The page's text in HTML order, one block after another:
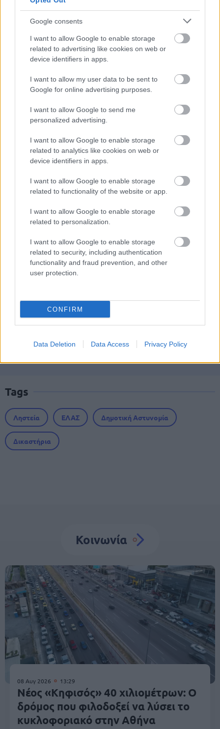
Google consents
I want to allow Google to enable storage
related to advertising like cookies on web or
device identifiers in apps.
I want to allow my user data to be sent to
Google for online advertising purposes.
I want to allow Google to send me
personalized advertising.
I want to allow Google to enable storage
related to analytics like cookies on web or
device identifiers in apps.
I want to allow Google to enable storage
related to functionality of the website or app.
I want to allow Google to enable storage
related to personalization.
I want to allow Google to enable storage
related to security, including authentication
functionality and fraud prevention, and other
user protection.
CONFIRM
Data Deletion Data Access Privacy Policy
Βάλε το proson.gr στα αποτελέσματα
Δημοφιλείς Ειδήσεις
Αυτό το επίδομα δίνει 300 ευρώ - Δεν
χρειάζεται αίτηση
Τουρισμός για Όλους 2026: Voucher
έως 600 ευρώ - Ποια ΑΦΜ παίρνουν
σειρά σήμερα
ΔΥΠΑ: Ειδικό βοήθημα ανεργίας 565
ευρώ – Ποια δικαιολογητικά
ΑΣΕΠ: 1.866 μόνιμες προσλήψεις ΑμεΑ
- Τι ειδικότητες θα ζητηθούν
Tags
Ληστεία ΕΛΑΣ Δημοτική Αστυνομία
Δικαστήρια
Κοινωνία
08 Αυγ 2026 13:29
Νέος «Κηφισός» 40 χιλιομέτρων: Ο
δρόμος που φιλοδοξεί να λύσει το
κυκλοφοριακό στην Αθήνα